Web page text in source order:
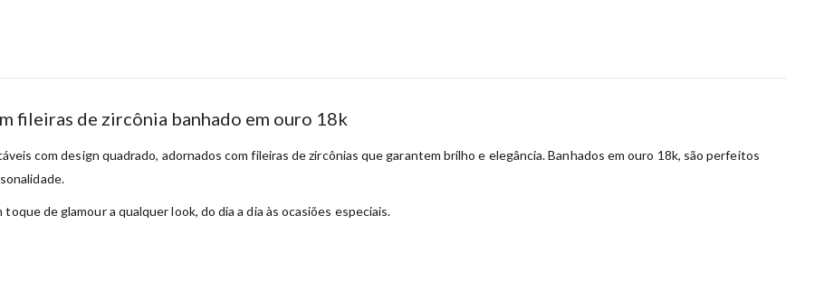
fileiras de zircônia banhado em ouro 18k
com design quadrado, adornados com fileiras de zircônias que garantem brilho e elegância. Banhados em ouro 18k, são perfeitos
de glamour a qualquer look, do dia a dia às ocasiões especiais.